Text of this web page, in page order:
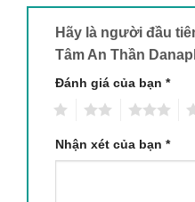
Hãy là người đầu
Tâm An Thần
Đánh giá của bạn *
Nhận xét của bạn *